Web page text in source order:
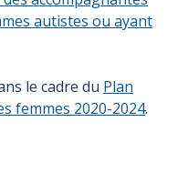
autistes ou ayant
le cadre du Plan
femmes 2020-2024.